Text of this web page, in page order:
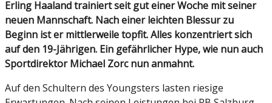
Erling Haaland trainiert seit gut einer Woche mit seiner
neuen Mannschaft. Nach einer leichten Blessur zu
Beginn ist er mittlerweile topfit. Alles konzentriert sich
auf den 19-Jährigen. Ein gefährlicher Hype, wie nun auch
Sportdirektor Michael Zorc nun anmahnt.
Auf den Schultern des Youngsters lasten riesige